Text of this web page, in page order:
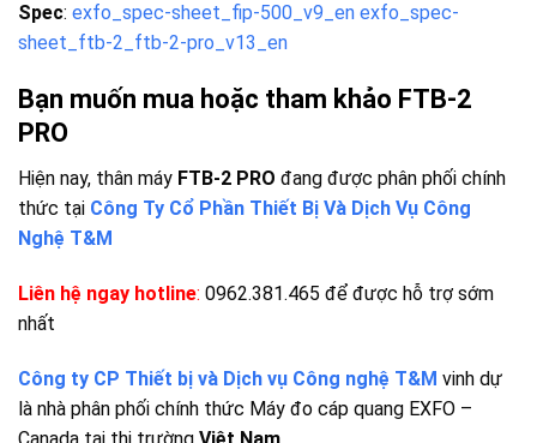
Spec: exfo_spec-sheet_fip-500_v9_en exfo_spec-
sheet_ftb-2_ftb-2-pro_v13_en
Bạn muốn mua hoặc tham khảo FTB-2
PRO
Hiện nay, thân máy FTB-2 PRO đang được phân phối chính
thức tại Công Ty Cổ Phần Thiết Bị Và Dịch Vụ Công
Nghệ T&M
Liên hệ ngay hotline: 0962.381.465 để được hỗ trợ sớm
nhất
Công ty CP Thiết bị và Dịch vụ Công nghệ T&M vinh dự
là nhà phân phối chính thức Máy đo cáp quang EXFO –